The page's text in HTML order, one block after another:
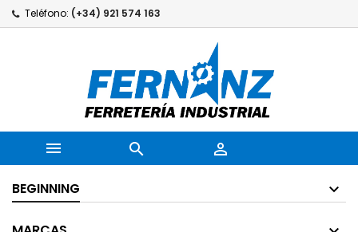
Teléfono: (+34) 921 574 163
  
BEGINNING